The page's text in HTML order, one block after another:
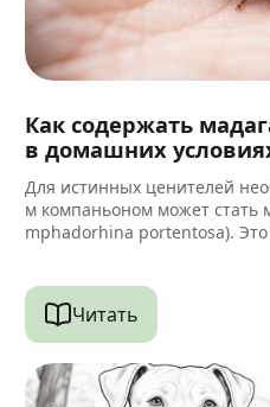
Как содержать
в домашних
Для истинных ценителей
м компаньоном может стать
mphadorhina portentosa).
Читать